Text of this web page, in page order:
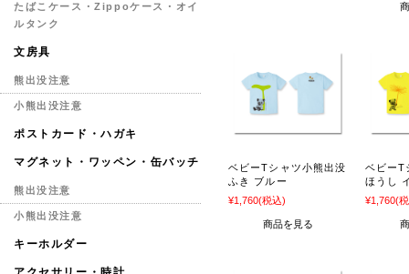
ベビーTシャツ小熊出没
ふき ブルー
¥1,760(税込)
商品を見る
ベビーT
ほうし
¥1,760(
たばこケース・Zippoケース・オイ
ルタンク
文房具
熊出没注意
小熊出没注意
ポストカード・ハガキ
マグネット・ワッペン・缶バッチ
熊出没注意
小熊出没注意
キーホルダー